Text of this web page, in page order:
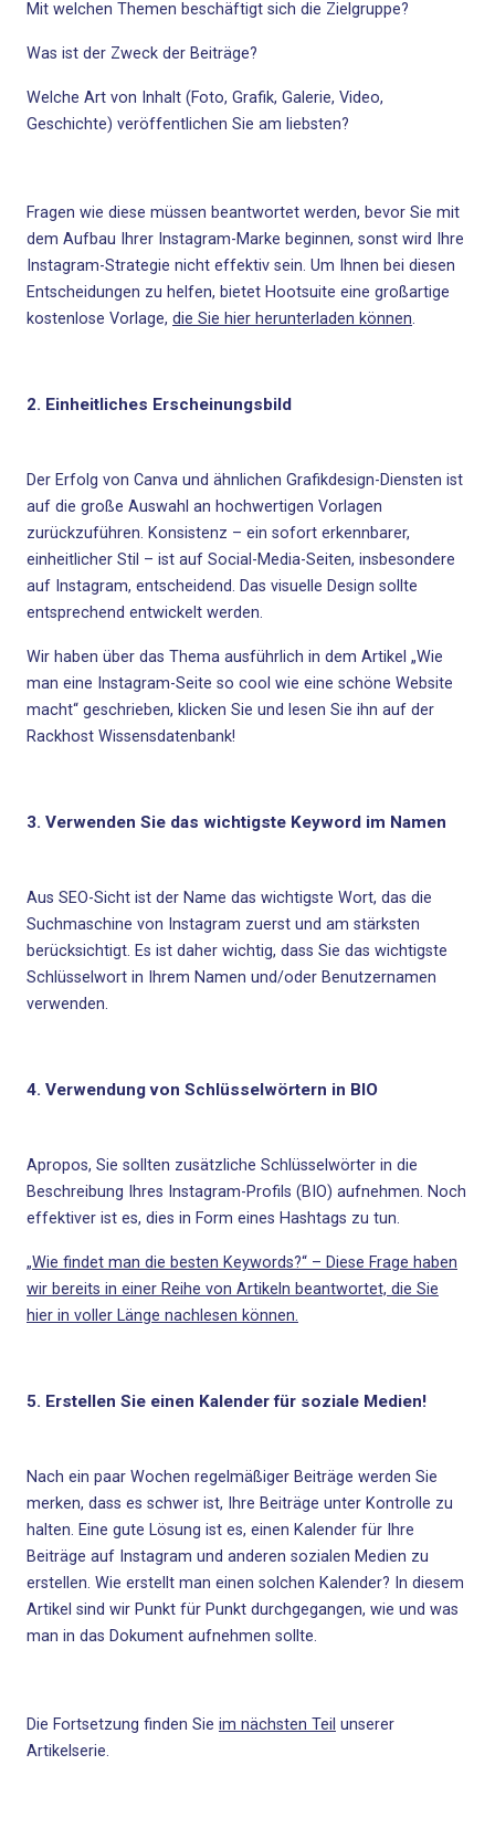
Mit welchen Themen beschäftigt sich die Zielgruppe?
Was ist der Zweck der Beiträge?
Welche Art von Inhalt (Foto, Grafik, Galerie, Video,
Geschichte) veröffentlichen Sie am liebsten?
Fragen wie diese müssen beantwortet werden, bevor Sie mit
dem Aufbau Ihrer Instagram-Marke beginnen, sonst wird Ihre
Instagram-Strategie nicht effektiv sein. Um Ihnen bei diesen
Entscheidungen zu helfen, bietet Hootsuite eine großartige
kostenlose Vorlage, die Sie hier herunterladen können.
2. Einheitliches Erscheinungsbild
Der Erfolg von Canva und ähnlichen Grafikdesign-Diensten ist
auf die große Auswahl an hochwertigen Vorlagen
zurückzuführen. Konsistenz – ein sofort erkennbarer,
einheitlicher Stil – ist auf Social-Media-Seiten, insbesondere
auf Instagram, entscheidend. Das visuelle Design sollte
entsprechend entwickelt werden.
Wir haben über das Thema ausführlich in dem Artikel „Wie
man eine Instagram-Seite so cool wie eine schöne Website
macht“ geschrieben, klicken Sie und lesen Sie ihn auf der
Rackhost Wissensdatenbank!
3. Verwenden Sie das wichtigste Keyword im Namen
Aus SEO-Sicht ist der Name das wichtigste Wort, das die
Suchmaschine von Instagram zuerst und am stärksten
berücksichtigt. Es ist daher wichtig, dass Sie das wichtigste
Schlüsselwort in Ihrem Namen und/oder Benutzernamen
verwenden.
4. Verwendung von Schlüsselwörtern in BIO
Apropos, Sie sollten zusätzliche Schlüsselwörter in die
Beschreibung Ihres Instagram-Profils (BIO) aufnehmen. Noch
effektiver ist es, dies in Form eines Hashtags zu tun.
„Wie findet man die besten Keywords?“ – Diese Frage haben
wir bereits in einer Reihe von Artikeln beantwortet, die Sie
hier in voller Länge nachlesen können.
5. Erstellen Sie einen Kalender für soziale Medien!
Nach ein paar Wochen regelmäßiger Beiträge werden Sie
merken, dass es schwer ist, Ihre Beiträge unter Kontrolle zu
halten. Eine gute Lösung ist es, einen Kalender für Ihre
Beiträge auf Instagram und anderen sozialen Medien zu
erstellen. Wie erstellt man einen solchen Kalender? In diesem
Artikel sind wir Punkt für Punkt durchgegangen, wie und was
man in das Dokument aufnehmen sollte.
Die Fortsetzung finden Sie im nächsten Teil unserer
Artikelserie.